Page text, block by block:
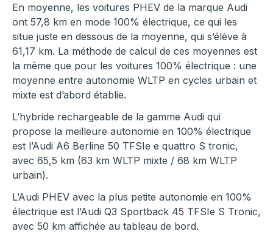
En moyenne, les voitures PHEV de la marque Audi
ont 57,8 km en mode 100% électrique, ce qui les
situe juste en dessous de la moyenne, qui s’élève à
61,17 km. La méthode de calcul de ces moyennes est
la même que pour les voitures 100% électrique : une
moyenne entre autonomie WLTP en cycles urbain et
mixte est d’abord établie.
L’hybride rechargeable de la gamme Audi qui
propose la meilleure autonomie en 100% électrique
est l’Audi A6 Berline 50 TFSIe e quattro S tronic,
avec 65,5 km (63 km WLTP mixte / 68 km WLTP
urbain).
L’Audi PHEV avec la plus petite autonomie en 100%
électrique est l’Audi Q3 Sportback 45 TFSIe S Tronic,
avec 50 km affichée au tableau de bord.